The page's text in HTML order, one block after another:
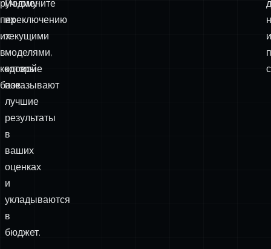
ручному
переключению
их
в
кодовой
базе.
Подмените
их
текущими
моделями,
которые
показывают
лучшие
результаты
в
ваших
оценках
и
укладываются
в
бюджет.
и